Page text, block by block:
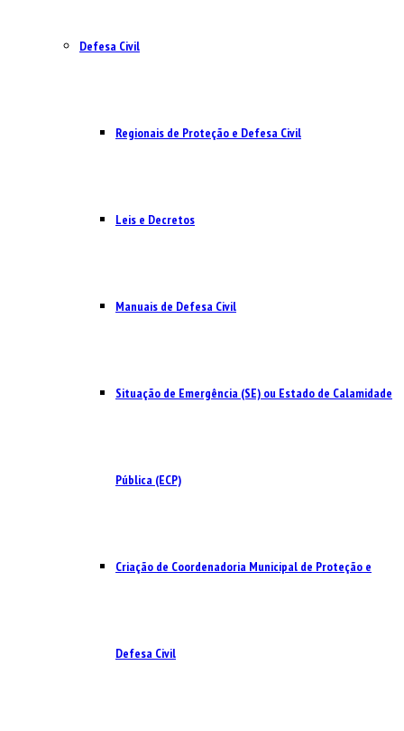
Defesa Civil
Regionais de Proteção e Defesa Civil
Leis e Decretos
Manuais de Defesa Civil
Situação de Emergência (SE) ou Estado de Calamidade
Pública (ECP)
Criação de Coordenadoria Municipal de Proteção e
Defesa Civil